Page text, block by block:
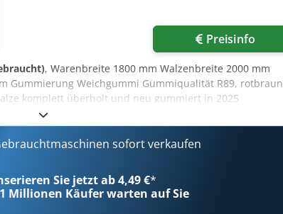
Preisinfo
, Warenbreite 1800 mm Walzenbreite 2000 mm
Gummierung Weichgummi Gummiqualität R89, rotbraun
komplett überholt und neu gummiert in 2025
sofort verkaufen
Sie jetzt ab 4,49 €*
Millionen Käufer warten auf Sie